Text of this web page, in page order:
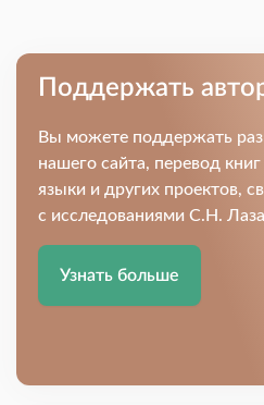
Поддержать
Вы можете поддержать
нашего сайта, перевод
языки и других проектов,
с исследованиями С.Н.
Узнать больше